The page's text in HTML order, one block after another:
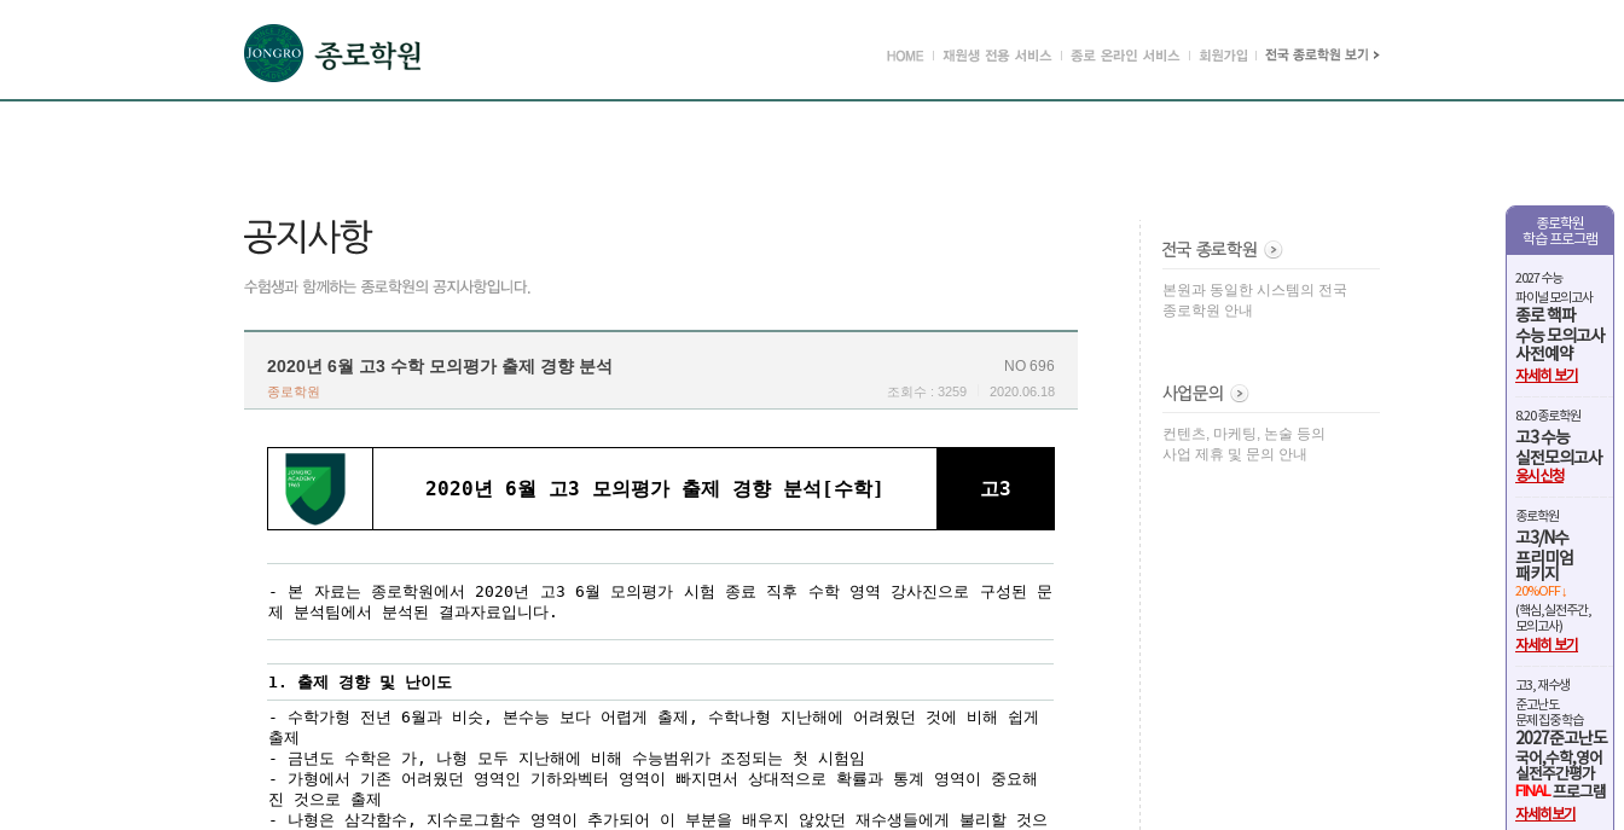
종로학원
학습 프로그램
2027 수능
파이널 모의고사
종로 핵파
수능 모의고사
사전예약
자세히 보기
8.20 종로학원
고3 수능
실전모의고사
응시신청
종로학원
고3/N수
프리미엄
패키지
20%OFF ↓
(핵심,실전주간,
모의고사)
자세히 보기
고3, 재수생
준고난도
문제 집중 학습
2027준고난도
국어,수학,영어
실전주간평가
FINAL프로그램
자세히보기
NO 696
2020년 6월 고3 수학 모의평가 출제 경향 분석
종로학원 2020.06.18
조회수 : 3259
2020년 6월 고3 모의평가 출제 경향 분석[수학] 고3
- 본 자료는 종로학원에서 2020년 고3 6월 모의평가 시험 종료 직후 수학 영역 강사진으로 구성된 문
제 분석팀에서 분석된 결과자료입니다.
1. 출제 경향 및 난이도
- 수학가형 전년 6월과 비슷, 본수능 보다 어렵게 출제, 수학나형 지난해에 어려웠던 것에 비해 쉽게
출제
- 금년도 수학은 가, 나형 모두 지난해에 비해 수능범위가 조정되는 첫 시험임
- 가형에서 기존 어려웠던 영역인 기하와벡터 영역이 빠지면서 상대적으로 확률과 통계 영역이 중요해
진 것으로 출제
- 나형은 삼각함수, 지수로그함수 영역이 추가되어 이 부분을 배우지 않았던 재수생들에게 불리할 것으
본원과 동일한 시스템의 전국
종로학원 안내
컨텐츠, 마케팅, 논술 등의
사업 제휴 및 문의 안내